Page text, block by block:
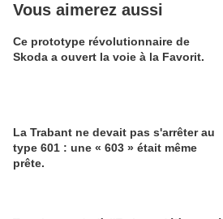
Vous aimerez aussi
Ce prototype révolutionnaire de
Skoda a ouvert la voie à la Favorit.
La Trabant ne devait pas s'arrêter au
type 601 : une « 603 » était même
prête.